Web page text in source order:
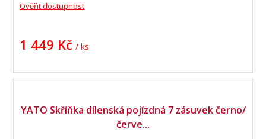
Ověřit dostupnost
1 449 Kč / ks
YATO Skříňka dílenská pojízdná 7 zásuvek černo/
červe...